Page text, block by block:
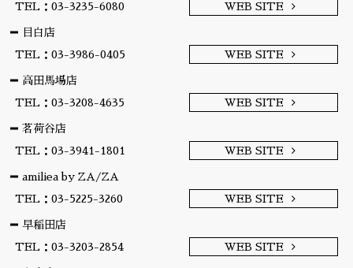
TEL：03-3235-6080
WEB SITE
目白店
TEL：03-3986-0405
WEB SITE
高田馬場店
TEL：03-3208-4635
WEB SITE
茗荷谷店
TEL：03-3941-1801
WEB SITE
amiliea by ZA/ZA
TEL：03-5225-3260
WEB SITE
早稲田店
TEL：03-3203-2854
WEB SITE